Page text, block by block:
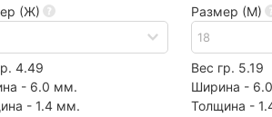
(Ж)
4.49
- 6.0 мм.
- 1.4 мм.
Размер (М)
Вес гр. 5.19
Ширина -
Толщина -